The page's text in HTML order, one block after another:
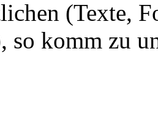
(Texte,
so komm zu